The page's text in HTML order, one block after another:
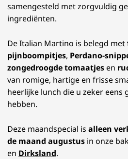
samengesteld met zorgvuldig
ingrediënten.
De Italian Martino is belegd met
pijnboompitjes, Perdano-
zongedroogde tomaatjes en
van romige, hartige en frisse
heerlijke lunch die u zeker eens
hebben.
Deze maandspecial is alleen
de maand augustus in onze
en Dirksland.